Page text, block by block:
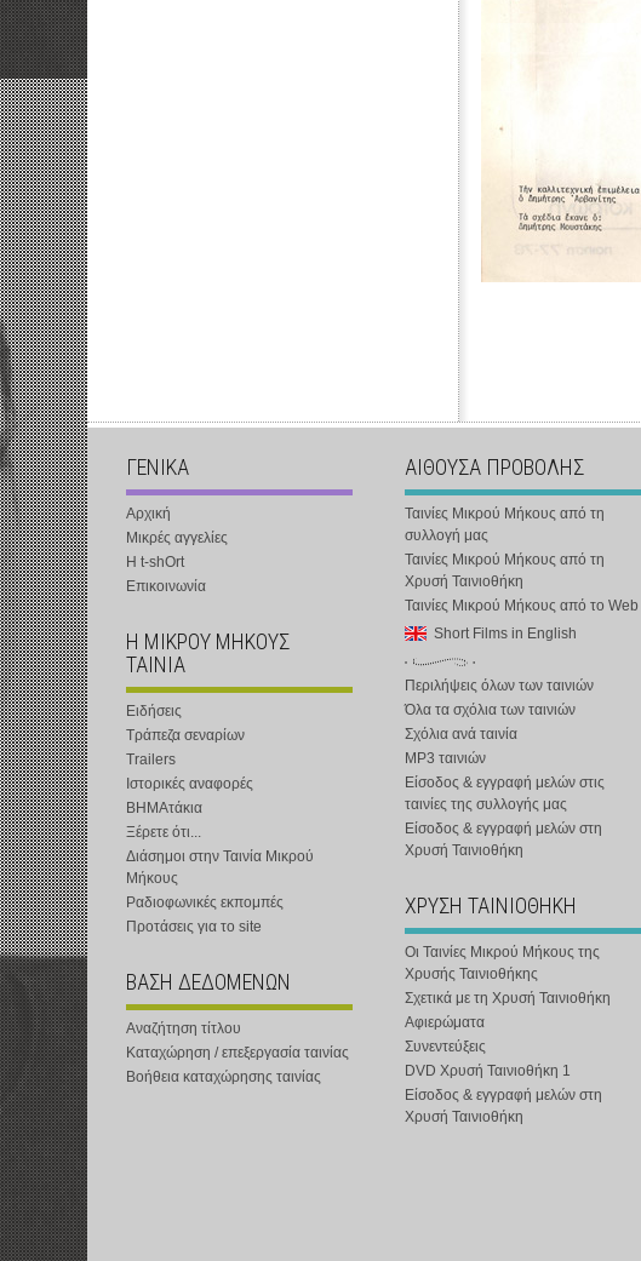
ΓΕΝΙΚΑ
Αρχική
Μικρές αγγελίες
Η t-shOrt
Επικοινωνία
Η ΜΙΚΡΟΥ ΜΗΚΟΥΣ
ΤΑΙΝΙΑ
Ειδήσεις
Τράπεζα σεναρίων
Trailers
Ιστορικές αναφορές
ΒΗΜΑτάκια
Ξέρετε ότι...
Διάσημοι στην Ταινία Μικρού
Μήκους
Ραδιοφωνικές εκπομπές
Προτάσεις για το site
ΒΑΣΗ ΔΕΔΟΜΕΝΩΝ
Αναζήτηση τίτλου
Καταχώρηση / επεξεργασία ταινίας
Βοήθεια καταχώρησης ταινίας
ΑΙΘΟΥΣΑ ΠΡΟΒΟΛΗΣ
Ταινίες Μικρού Μήκους από τη
συλλογή μας
Ταινίες Μικρού Μήκους από τη
Χρυσή Ταινιοθήκη
Ταινίες Μικρού Μήκους από το Web
Short Films in English
Περιλήψεις όλων των ταινιών
Όλα τα σχόλια των ταινιών
Σχόλια ανά ταινία
MP3 ταινιών
Είσοδος & εγγραφή μελών στις
ταινίες της συλλογής μας
Είσοδος & εγγραφή μελών στη
Χρυσή Ταινιοθήκη
ΧΡΥΣΗ ΤΑΙΝΙΟΘΗΚΗ
Οι Ταινίες Μικρού Μήκους της
Χρυσής Ταινιοθήκης
Σχετικά με τη Χρυσή Ταινιοθήκη
Αφιερώματα
Συνεντεύξεις
DVD Χρυσή Ταινιοθήκη 1
Είσοδος & εγγραφή μελών στη
Χρυσή Ταινιοθήκη